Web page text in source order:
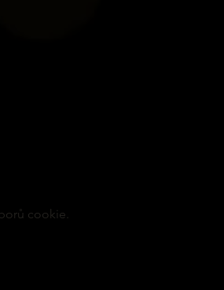
cookie.